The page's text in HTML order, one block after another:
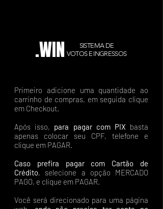
.WIN
SISTEMA DE
VOTOS E INGRESSOS
Primeiro adicione uma quantidade ao
carrinho de compras, em seguida clique
em Checkout.
Após isso, para pagar com PIX basta
apenas colocar seu CPF, telefone e
clique em PAGAR.
Caso prefira pagar com Cartão de
Crédito, selecione a opção MERCADO
PAGO, e clique em PAGAR.
Você será direcionado para uma página